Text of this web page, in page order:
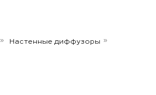
» Настенные диффузоры »